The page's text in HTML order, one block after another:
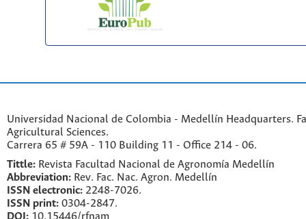
Universidad Nacional de Colombia - Medellín Headquarters.
Agricultural Sciences.
Carrera 65 # 59A - 110 Building 11 - Office 214 - 06.
Tittle: Revista Facultad Nacional de Agronomía Medellín
Abbreviation: Rev. Fac. Nac. Agron. Medellín
ISSN electronic: 2248-7026.
ISSN print: 0304-2847.
DOI: 10.15446/rfnam